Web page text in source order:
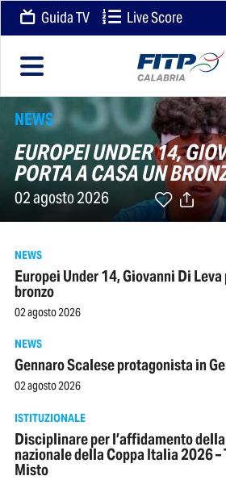
Guida TV Live Score
NEWS
EUROPEI UNDER 14,
PORTA A CASA UN
02 agosto 2026
NEWS
Europei Under 14, Giovanni Di Leva
bronzo
02 agosto 2026
NEWS
Gennaro Scalese protagonista in
02 agosto 2026
ISTITUZIONALE
Disciplinare per l’affidamento
nazionale della Coppa Italia 2026 –
Misto